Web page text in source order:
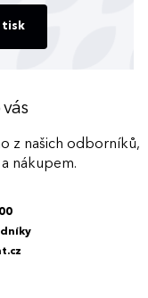
tisk
z našich odborníků,
nákupem.